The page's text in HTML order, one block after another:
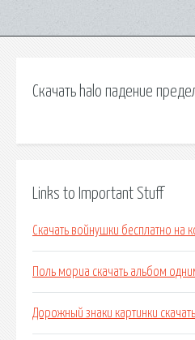
Скачать halo падение
Links to Important Stuff
Скачать войнушки бесплатно на
Поль мориа скачать альбом
Дорожный знаки картинки скачать